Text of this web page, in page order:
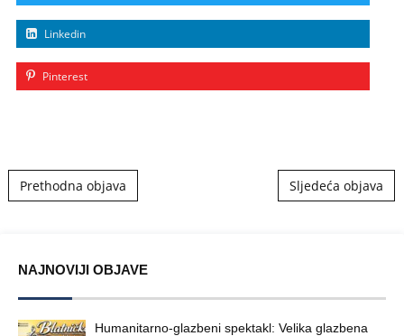
Linkedin
Pinterest
Post navigation
Prethodna objava Sljedeća objava
NAJNOVIJI OBJAVE
Humanitarno-glazbeni spektakl: Velika glazbena